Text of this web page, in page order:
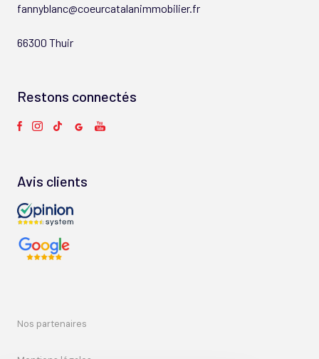
fannyblanc@coeurcatalanimmobilier.fr
66300 Thuir
Restons connectés
Avis clients
nos partenaires